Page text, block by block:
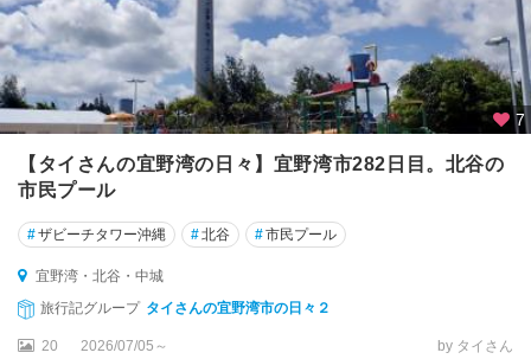
北
谷
・
中
城
沖
縄
・
る
ま
7
【タイさんの宜野湾の日々】宜野湾市282日目。北谷の
市民プール
#ザビーチタワー沖縄 #北谷 #市民プール
宜野湾・北谷・中城
旅行記グループ タイさんの宜野湾市の日々２
20 2026/07/05～ by タイさん